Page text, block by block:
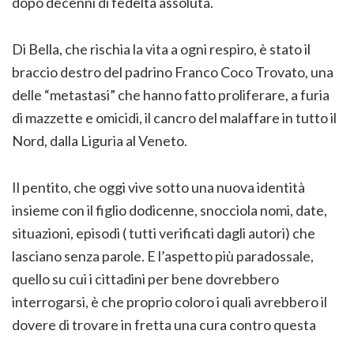
Di Bella, che rischia la vita a ogni respiro, è stato il
braccio destro del padrino Franco Coco Trovato, una
delle “metastasi” che hanno fatto proliferare, a furia
di mazzette e omicidi, il cancro del malaffare in tutto il
Nord, dalla Liguria al Veneto.
Il pentito, che oggi vive sotto una nuova identità
insieme con il figlio dodicenne, snocciola nomi, date,
situazioni, episodi ( tutti verificati dagli autori) che
lasciano senza parole. E l’aspetto più paradossale,
quello su cui i cittadini per bene dovrebbero
interrogarsi, è che proprio coloro i quali avrebbero il
dovere di trovare in fretta una cura contro questa